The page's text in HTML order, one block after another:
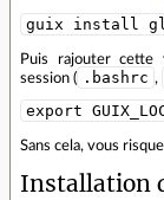
guix install
Puis rajouter cette
session (
.bashrc ,
export
Sans cela, vous
Installation